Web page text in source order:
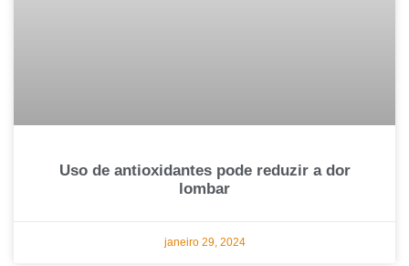
Uso de antioxidantes pode reduzir a dor
lombar
janeiro 29, 2024